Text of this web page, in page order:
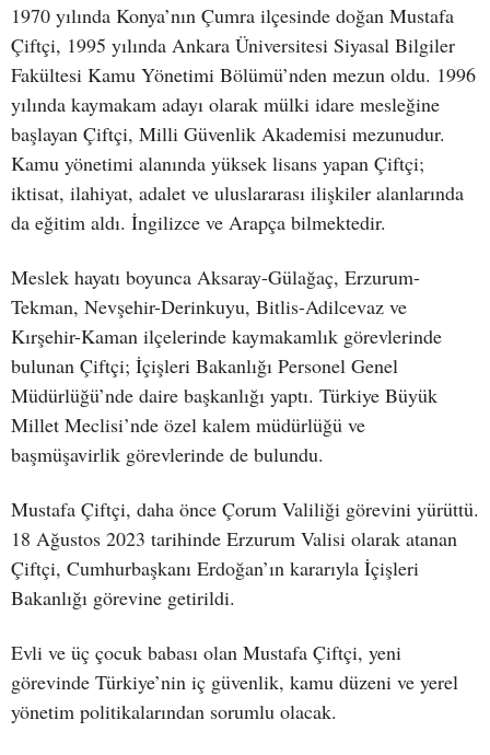
1970 yılında Konya’nın Çumra ilçesinde doğan Mustafa
Çiftçi, 1995 yılında Ankara Üniversitesi Siyasal Bilgiler
Fakültesi Kamu Yönetimi Bölümü’nden mezun oldu. 1996
yılında kaymakam adayı olarak mülki idare mesleğine
başlayan Çiftçi, Milli Güvenlik Akademisi mezunudur.
Kamu yönetimi alanında yüksek lisans yapan Çiftçi;
iktisat, ilahiyat, adalet ve uluslararası ilişkiler alanlarında
da eğitim aldı. İngilizce ve Arapça bilmektedir.
Meslek hayatı boyunca Aksaray-Gülağaç, Erzurum-
Tekman, Nevşehir-Derinkuyu, Bitlis-Adilcevaz ve
Kırşehir-Kaman ilçelerinde kaymakamlık görevlerinde
bulunan Çiftçi; İçişleri Bakanlığı Personel Genel
Müdürlüğü’nde daire başkanlığı yaptı. Türkiye Büyük
Millet Meclisi’nde özel kalem müdürlüğü ve
başmüşavirlik görevlerinde de bulundu.
Mustafa Çiftçi, daha önce Çorum Valiliği görevini yürüttü.
18 Ağustos 2023 tarihinde Erzurum Valisi olarak atanan
Çiftçi, Cumhurbaşkanı Erdoğan’ın kararıyla İçişleri
Bakanlığı görevine getirildi.
Evli ve üç çocuk babası olan Mustafa Çiftçi, yeni
görevinde Türkiye’nin iç güvenlik, kamu düzeni ve yerel
yönetim politikalarından sorumlu olacak.